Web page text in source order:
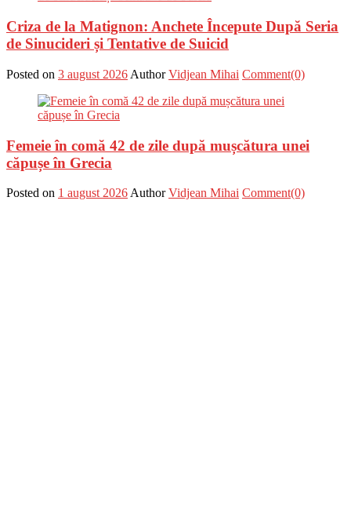
Criza de la Matignon: Anchete Începute După Seria
de Sinucideri și Tentative de Suicid
Posted on 3 august 2026 Author Vidjean Mihai Comment(0)
Femeie în comă 42 de zile după mușcătura unei
căpușe în Grecia
Posted on 1 august 2026 Author Vidjean Mihai Comment(0)